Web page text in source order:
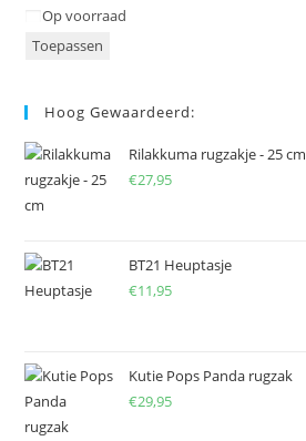
Status
Op voorraad
Toepassen
Hoog Gewaardeerd:
Rilakkuma rugzakje - 25 cm
€27,95
BT21 Heuptasje
€11,95
Kutie Pops Panda rugzak
€29,95